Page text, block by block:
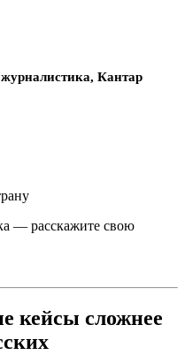
Кантар
— расскажите свою
кейсы сложнее